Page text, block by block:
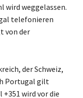
wird weggelassen.
telefonieren
von der
der Schweiz,
Portugal gilt
+351 wird vor die